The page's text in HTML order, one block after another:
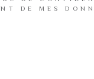
DE MES